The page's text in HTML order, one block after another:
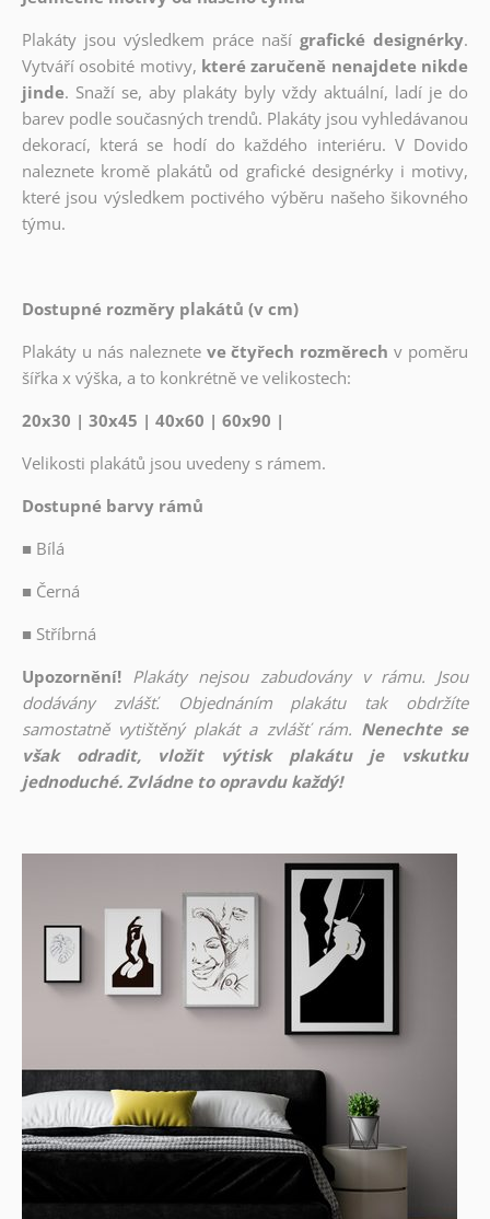
Plakáty jsou výsledkem práce naší grafické designérky.
Vytváří osobité motivy, které zaručeně nenajdete nikde
jinde. Snaží se, aby plakáty byly vždy aktuální, ladí je do
barev podle současných trendů. Plakáty jsou vyhledávanou
dekorací, která se hodí do každého interiéru. V Dovido
naleznete kromě plakátů od grafické designérky i motivy,
které jsou výsledkem poctivého výběru našeho šikovného
týmu.
Dostupné rozměry plakátů (v cm)
Plakáty u nás naleznete ve čtyřech rozměrech v poměru
šířka x výška, a to konkrétně ve velikostech:
20x30 | 30x45 | 40x60 | 60x90 |
Velikosti plakátů jsou uvedeny s rámem.
Dostupné barvy rámů
■ Bílá
■ Černá
■ Stříbrná
Upozornění! Plakáty nejsou zabudovány v rámu. Jsou
dodávány zvlášť. Objednáním plakátu tak obdržíte
samostatně vytištěný plakát a zvlášť rám. Nenechte se
však odradit, vložit výtisk plakátu je vskutku
jednoduché. Zvládne to opravdu každý!